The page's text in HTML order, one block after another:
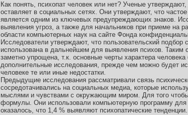
Как понять, психопат человек или нет? Ученые
оставляет в социальных сетях. Они утверждают, что
является одним из ключевых предупреждающих знаков.
выявления угроз, а также для начальников при приеме на
области компьютерных наук на сайте Фонда
Исследователи утверждают, что пользовательский
использована в дальнейшем для выявления психов. Таким
заметно упрощена, т.к. основные черты характера
дополнительные исследования, прежде чем можно будет
человеке те или иные недостатки.
Предыдущие исследования рассматривали связь
сосредотачивались на социальных медиа, которые
мыслями и чувствами с окружающим миром. Для того
формулы. Они использовали компьютерную программу для
оказалось, что 1,4 % выявляют психопатические тенденции.